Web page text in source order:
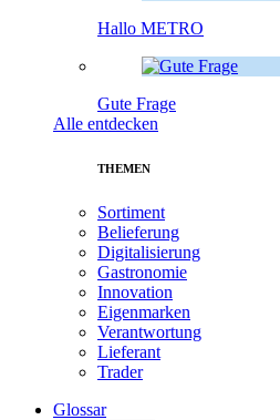
Hallo METRO
Gute Frage
Alle entdecken
THEMEN
Sortiment
Belieferung
Digitalisierung
Gastronomie
Innovation
Eigenmarken
Verantwortung
Lieferant
Trader
Glossar